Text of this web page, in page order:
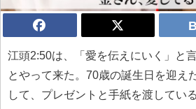
江頭2:50は、「愛を伝えにいく」と
とやって来た。70歳の誕生日を迎え
して、プレゼントと手紙を渡している